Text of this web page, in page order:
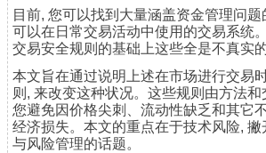
目前, 您可以找到大量涵盖资金管理问题
可以在日常交易活动中使用的交易系统
交易安全规则的基础上这些全是不真实的
本文旨在通过说明上述在市场进行交易
则, 来改变这种状况。这些规则由方法
您避免因价格尖刺、流动性缺乏和其它
经济损失。本文的重点在于技术风险,
与风险管理的话题。